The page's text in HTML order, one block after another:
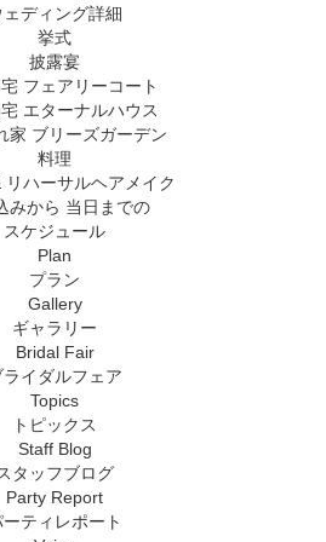
ェディング詳細
挙式
披露宴
フェアリーコート
エターナルハウス
家 ブリーズガーデン
料理
リハーサルヘアメイク
みから 当日までの
スケジュール
Plan
プラン
Gallery
ギャラリー
Bridal Fair
ライダルフェア
Topics
トピックス
Staff Blog
タッフブログ
Party Report
ーティレポート